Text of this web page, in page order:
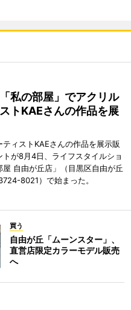
私の部屋」でアクリル
トKAEさんの作品を展
ティストKAEさんの作品を展示販
トが8月4日、ライフスタイルショ
屋 自由が丘店」（目黒区自由が丘
8021）で始まった。
買う
自由が丘「ムーンスター」、
直営店限定カラーモデル販売
へ